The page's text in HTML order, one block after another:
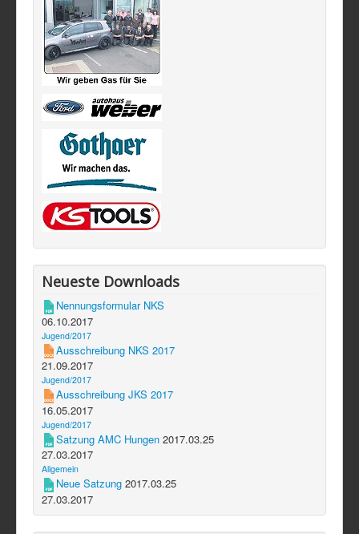
Neueste Downloads
Nennungsformular NKS
06.10.2017
Jugend/2017
Ausschreibung NKS 2017
21.09.2017
Jugend/2017
Ausschreibung JKS 2017
16.05.2017
Jugend/2017
Satzung AMC Hungen 2017.03.25
27.03.2017
Allgemein
Neue Satzung 2017.03.25
27.03.2017